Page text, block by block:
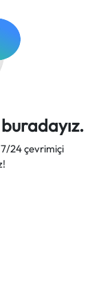
7/24 çevrimiçi